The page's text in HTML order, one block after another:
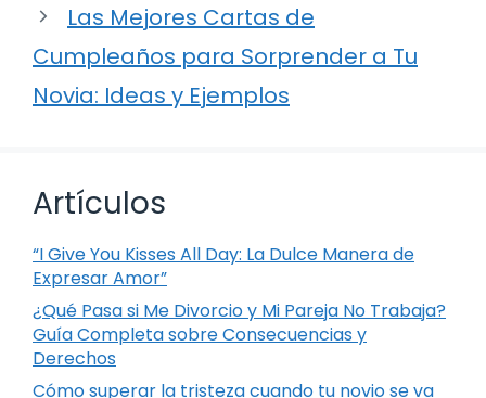
Las Mejores Cartas de
Cumpleaños para Sorprender a Tu
Novia: Ideas y Ejemplos
Artículos
“I Give You Kisses All Day: La Dulce Manera de
Expresar Amor”
¿Qué Pasa si Me Divorcio y Mi Pareja No Trabaja?
Guía Completa sobre Consecuencias y
Derechos
Cómo superar la tristeza cuando tu novio se va